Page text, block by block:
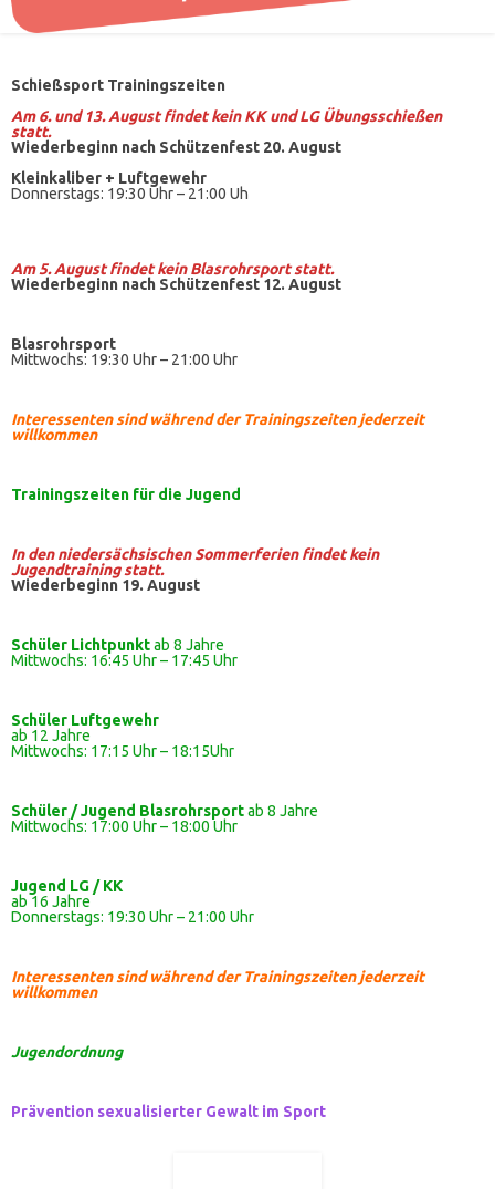
Schießsport Trainingszeiten
Am 6. und 13. August findet kein KK und LG Übungsschießen
statt.
Wiederbeginn nach Schützenfest 20. August
Kleinkaliber + Luftgewehr
Donnerstags: 19:30 Uhr – 21:00 Uh
Am 5. August findet keinBlasrohrsport statt.
Wiederbeginn nach Schützenfest 12. August
Blasrohrsport
Mittwochs: 19:30 Uhr – 21:00 Uhr
Interessenten sind während der Trainingszeiten jederzeit
willkommen
Trainingszeiten für die Jugend
In den niedersächsischen Sommerferien findet kein
Jugendtraining statt.
Wiederbeginn 19. August
Schüler Lichtpunktab 8 Jahre
Mittwochs: 16:45 Uhr – 17:45 Uhr
Schüler Luftgewehr
ab 12 Jahre
Mittwochs: 17:15 Uhr – 18:15Uhr
Schüler / Jugend Blasrohrsportab 8 Jahre
Mittwochs: 17:00 Uhr – 18:00 Uhr
Jugend LG / KK
ab 16 Jahre
Donnerstags: 19:30 Uhr – 21:00 Uhr
Interessenten sind während der Trainingszeiten jederzeit
willkommen
Jugendordnung
Prävention sexualisierter Gewalt im Sport